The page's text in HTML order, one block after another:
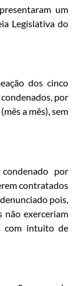
um
Legislativa do
dos cinco
por
a mês), sem
por
contratados
pois,
não exerceriam
com intuito de